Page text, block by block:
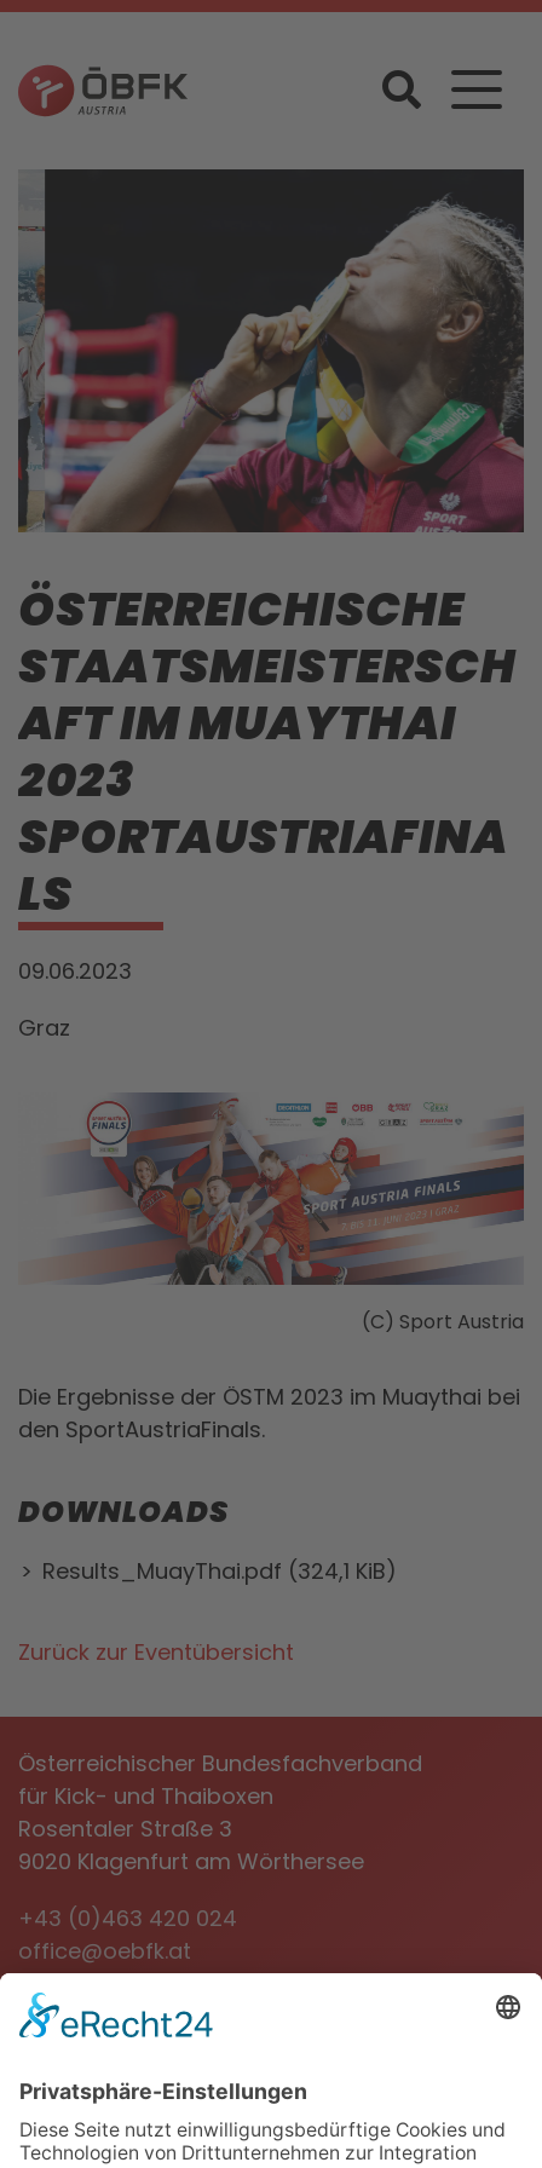
ÖSTERREICHISCHE
STAATSMEISTERSCH
AFT IM MUAYTHAI
2023
SPORTAUSTRIAFINA
LS
09.06.2023
Graz
(C) Sport Austria
Die Ergebnisse der ÖSTM 2023 im Muaythai bei
den SportAustriaFinals.
DOWNLOADS
Results_MuayThai.pdf (324,1 KiB)
Zurück zur Eventübersicht
Österreichischer Bundesfachverband
für Kick- und Thaiboxen
Rosentaler Straße 3
9020 Klagenfurt am Wörthersee
+43 (0)463 420 024
office@oebfk.at
NEWSLETTER